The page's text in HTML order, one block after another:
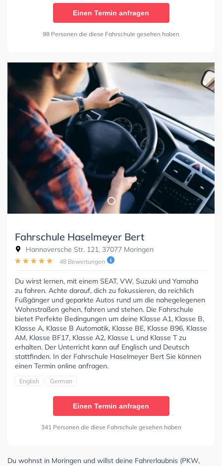
Einen Termin anfragen
98 Personen die diese Fahrschule gesehen haben
Fahrschule Haselmeyer Bert
Hannoversche Str. 121, 37077 Moringen
48 Bewertungen
Du wirst lernen, mit einem SEAT, VW, Suzuki und Yamaha
zu fahren. Achte darauf, dich zu fokussieren, da reichlich
Fußgänger und geparkte Autos rund um die nahegelegenen
Wohnstraßen gehen, fahren und stehen. Die Fahrschule
bietet Perfekte Bedingungen um deine Klasse A1, Klasse B,
Klasse A, Klasse B Automatik, Klasse BE, Klasse B96, Klasse
AM, Klasse BF17, Klasse A2, Klasse L und Klasse T zu
erhalten. Der Unterricht kann auf Englisch und Deutsch
stattfinden. In der Fahrschule Haselmeyer Bert Sie können
einen Termin online anfragen.
English German
Einen Termin anfragen
341 Personen die diese Fahrschule gesehen haben
Du wohnst in Moringen und willst deine Fahrerlaubnis (PKW,